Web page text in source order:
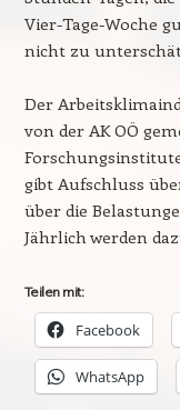
Vier-Tage-Woche
nicht zu
Der
von der AK OÖ
gibt Aufschluss
über die
Jährlich werden
Teilen mit:
Facebook
WhatsApp